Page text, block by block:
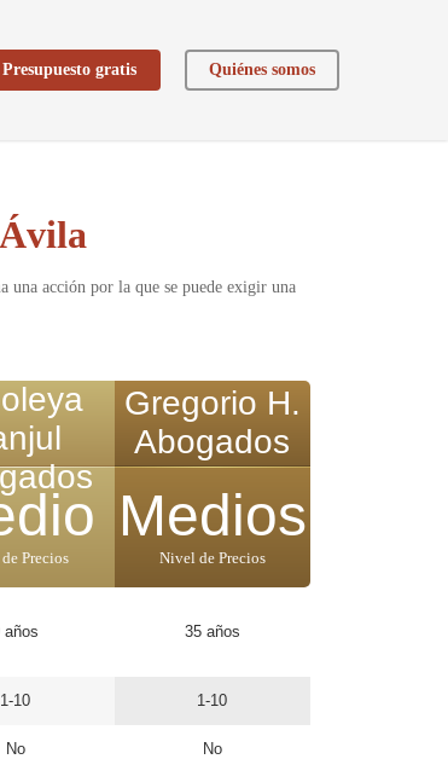
Presupuesto gratis Quiénes somos
una acción por la que se puede exigir una
Precios
años
1-10
No
Gregorio H.
Abogados
Medios
Nivel de Precios
35 años
1-10
No